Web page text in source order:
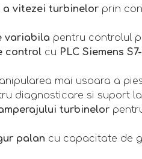
a vitezei turbinelor prin
variabila pentru controlul
control cu PLC Siemens
mai usoara a
diagnosticare si suport
turbinelor
palan cu capacitate de